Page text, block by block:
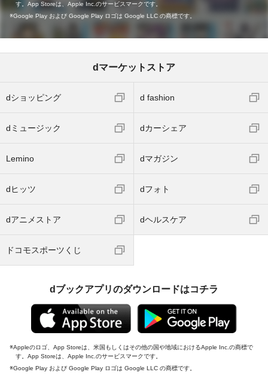
す。App Storeは、Apple Inc.のサービスマークです。
Google Play および Google Play ロゴは Google LLC の商標です。
dマーケットストア
dショッピング d fashion
dミュージック dカーシェア
Lemino dマガジン
dヒッツ dフォト
dアニメストア dヘルスケア
ドコモスポーツくじ
dブックアプリのダウンロードはコチラ
Appleのロゴ、App Storeは、米国もしくはその他の国や地域におけるApple Inc.の商標で
す。App Storeは、Apple Inc.のサービスマークです。
Google Play および Google Play ロゴは Google LLC の商標です。